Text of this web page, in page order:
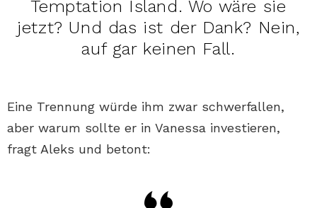
Temptation Island. Wo wäre sie
jetzt? Und das ist der Dank? Nein,
auf gar keinen Fall.
Eine Trennung würde ihm zwar schwerfallen,
aber warum sollte er in Vanessa investieren,
fragt Aleks und betont: